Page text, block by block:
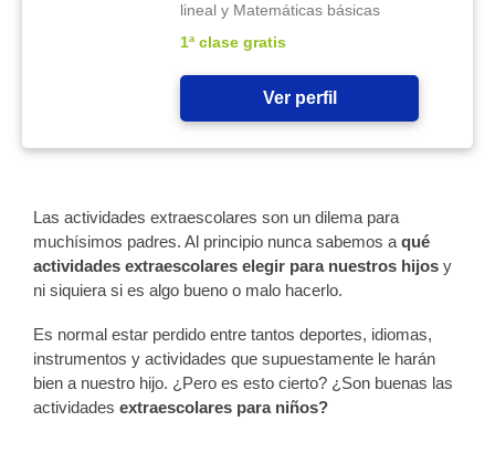
lineal y Matemáticas básicas
1ª clase gratis
Ver perfil
Las actividades extraescolares son un dilema para
muchísimos padres. Al principio nunca sabemos a qué
actividades extraescolares elegir para nuestros hijos y
ni siquiera si es algo bueno o malo hacerlo.
Es normal estar perdido entre tantos deportes, idiomas,
instrumentos y actividades que supuestamente le harán
bien a nuestro hijo. ¿Pero es esto cierto? ¿Son buenas las
actividades extraescolares para niños?